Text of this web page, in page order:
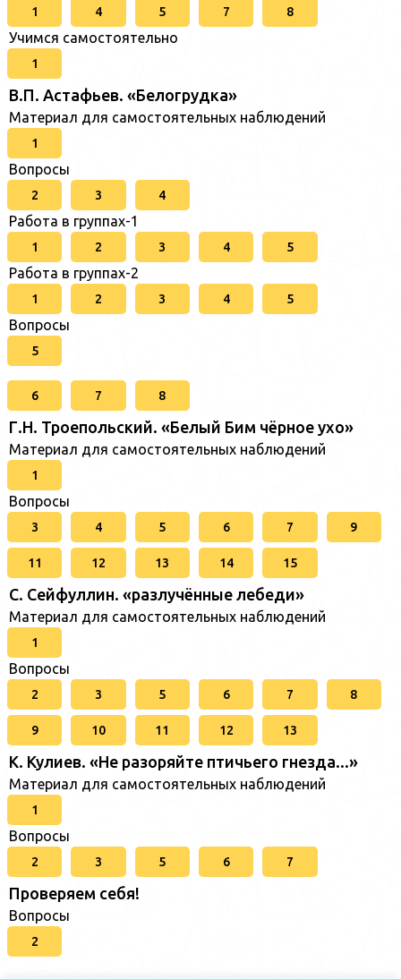
1 4 5 7 8
Учимся самостоятельно
1
В.П. Астафьев. «Белогрудка»
Материал для самостоятельных наблюдений
1
Вопросы
2 3 4
Работа в группах-1
1 2 3 4 5
Работа в группах-2
1 2 3 4 5
Вопросы
5
6 7 8
Г.Н. Троепольский. «Белый Бим чёрное ухо»
Материал для самостоятельных наблюдений
1
Вопросы
3 4 5 6 7 9
11 12 13 14 15
C. Cейфуллин. «разлучённые лебеди»
Материал для самостоятельных наблюдений
1
Вопросы
2 3 5 6 7 8
9 10 11 12 13
К. Кулиев. «Не разоряйте птичьего гнезда...»
Материал для самостоятельных наблюдений
1
Вопросы
2 3 5 6 7
Проверяем себя!
Вопросы
2